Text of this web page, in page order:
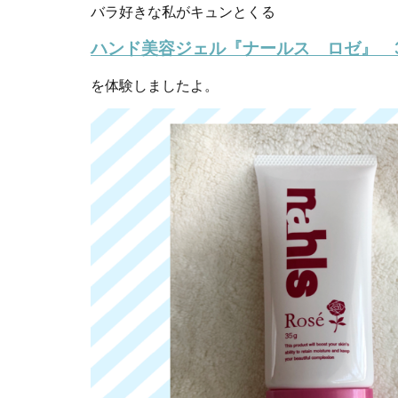
バラ好きな私がキュンとくる
ハンド美容ジェル『ナールス ロゼ』
を体験しましたよ。